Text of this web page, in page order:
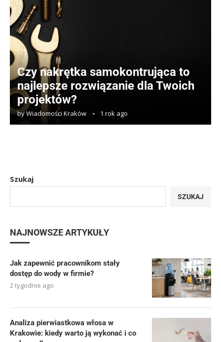
Czy nakrętka samokontrująca to
najlepsze rozwiązanie dla Twoich
projektów?
byWiadomości Kraków 1 rok ago
Szukaj
SZUKAJ
NAJNOWSZE ARTYKUŁY
Jak zapewnić pracownikom stały
dostęp do wody w firmie?
2 tygodnie ago
Analiza pierwiastkowa włosa w
Krakowie: kiedy warto ją wykonać i co